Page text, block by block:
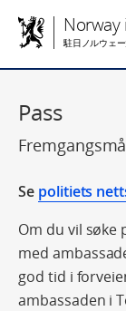
Norway
駐日ノルウェ
Pass
Se politiets
Om du vil søke
med
god tid i
ambassaden i